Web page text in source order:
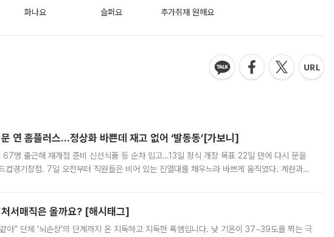
화나요 슬퍼요 추가취재 원해요
연 홈플러스…정상화 바쁜데 재고 없어 ‘발동동’[가보니]
67명 출근해 재개점 준비 신선식품 등 순차 입고…13일 정식 개장 목표 22일 만에 다시 문을
컵경기장점. 7일 오전부터 직원들은 비어 있는 진열대를 채우느라 바쁘게 움직였다. 계란과
서매직은 올까요? [해시태그]
아” 단체 ‘뇌손상’의 단계까지 온 지독하고 지독한 폭염입니다. 낮 기온이 37~39도를 찍는 극